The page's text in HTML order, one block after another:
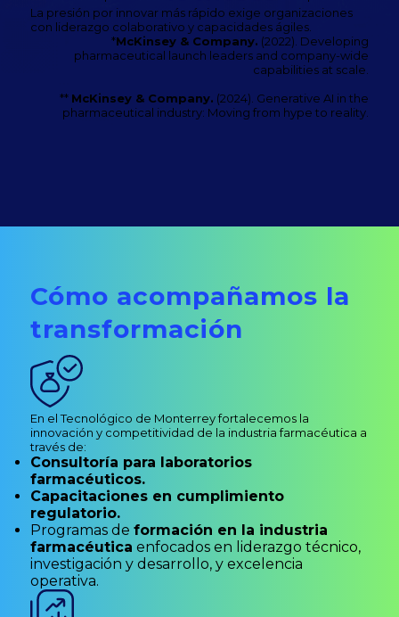
La presión por innovar más rápido exige organizaciones
con liderazgo colaborativo y capacidades ágiles.
*McKinsey & Company. (2022). Developing
pharmaceutical launch leaders and company-wide
capabilities at scale.
** McKinsey & Company. (2024). Generative AI in the
pharmaceutical industry: Moving from hype to reality.
Cómo acompañamos la
transformación
En el Tecnológico de Monterrey fortalecemos la
innovación y competitividad de la industria farmacéutica a
través de:
Consultoría para laboratorios
farmacéuticos.
Capacitaciones en cumplimiento
regulatorio.
Programas de formación en la industria
farmacéutica enfocados en liderazgo técnico,
investigación y desarrollo, y excelencia
operativa.